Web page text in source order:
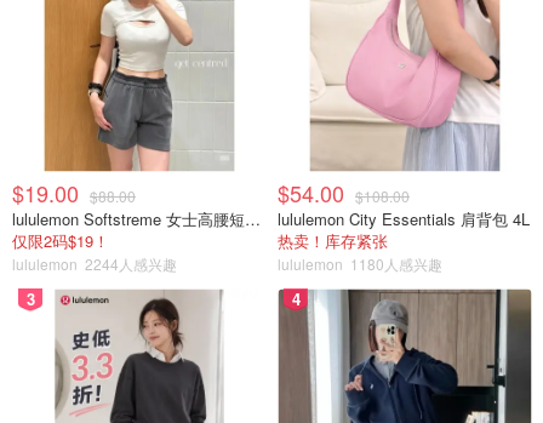
$19.00 $88.00
lululemon Softstreme 女士高腰短裤 10cm
仅限2码$19！
lululemon 2244人感兴趣
$54.00 $108.00
lululemon City Essentials 肩背包 4L
热卖！库存紧张
lululemon 1180人感兴趣
3 4